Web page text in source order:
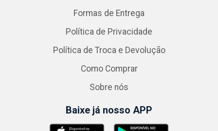
Formas de Entrega
Política de Privacidade
Política de Troca e Devolução
Como Comprar
Sobre nós
Baixe já nosso APP